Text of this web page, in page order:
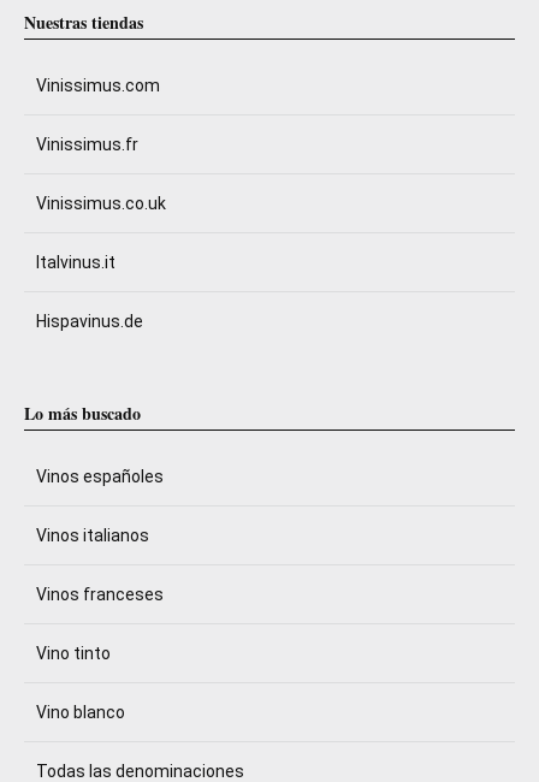
Nuestras tiendas
Vinissimus.com
Vinissimus.fr
Vinissimus.co.uk
Italvinus.it
Hispavinus.de
Lo más buscado
Vinos españoles
Vinos italianos
Vinos franceses
Vino tinto
Vino blanco
Todas las denominaciones